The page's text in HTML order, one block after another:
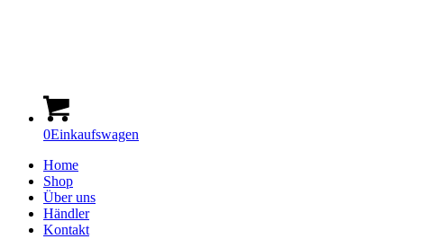
0Einkaufswagen
Home
Shop
Über uns
Händler
Kontakt